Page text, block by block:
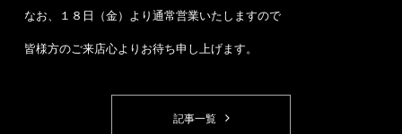
なお、１８日（金）より通常営業いたしますので
皆様方のご来店心よりお待ち申し上げます。
記事一覧